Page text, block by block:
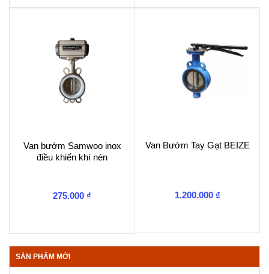
Van bướm Samwoo inox
điều khiển khí nén
275.000 ₫
Van Bướm Tay Gạt BEIZE
1.200.000 ₫
SẢN PHẨM MỚI